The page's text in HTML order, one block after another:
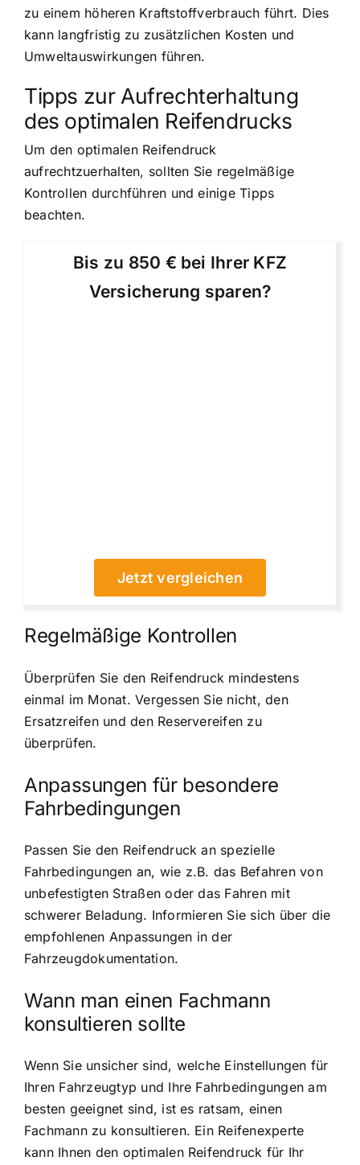
zu einem höheren Kraftstoffverbrauch führt. Dies
kann langfristig zu zusätzlichen Kosten und
Umweltauswirkungen führen.
Tipps zur Aufrechterhaltung
des optimalen Reifendrucks
Um den optimalen Reifendruck
aufrechtzuerhalten, sollten Sie regelmäßige
Kontrollen durchführen und einige Tipps
beachten.
Bis zu 850 € bei Ihrer KFZ
Versicherung sparen?
Jetzt vergleichen
Regelmäßige Kontrollen
Überprüfen Sie den Reifendruck mindestens
einmal im Monat. Vergessen Sie nicht, den
Ersatzreifen und den Reservereifen zu
überprüfen.
Anpassungen für besondere
Fahrbedingungen
Passen Sie den Reifendruck an spezielle
Fahrbedingungen an, wie z.B. das Befahren von
unbefestigten Straßen oder das Fahren mit
schwerer Beladung. Informieren Sie sich über die
empfohlenen Anpassungen in der
Fahrzeugdokumentation.
Wann man einen Fachmann
konsultieren sollte
Wenn Sie unsicher sind, welche Einstellungen für
Ihren Fahrzeugtyp und Ihre Fahrbedingungen am
besten geeignet sind, ist es ratsam, einen
Fachmann zu konsultieren. Ein Reifenexperte
kann Ihnen den optimalen Reifendruck für Ihr